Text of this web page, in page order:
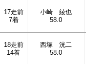
17走前
7着
小崎 綾也
58.0
18走前
14着
西塚 洸二
58.0